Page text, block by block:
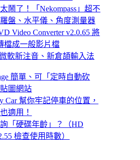
鬧了！「Nekompass」超不
盤、水平儀、角度測量器
Video Converter v2.0.65 將
檔成一般影片檔
軟新注音、新倉頡輸入法
簡單、可「定時自動砍
圖網站
Car 幫你牢記停車的位置，
適用！
「硬碟年齡」？（HD
檢查使用時數）